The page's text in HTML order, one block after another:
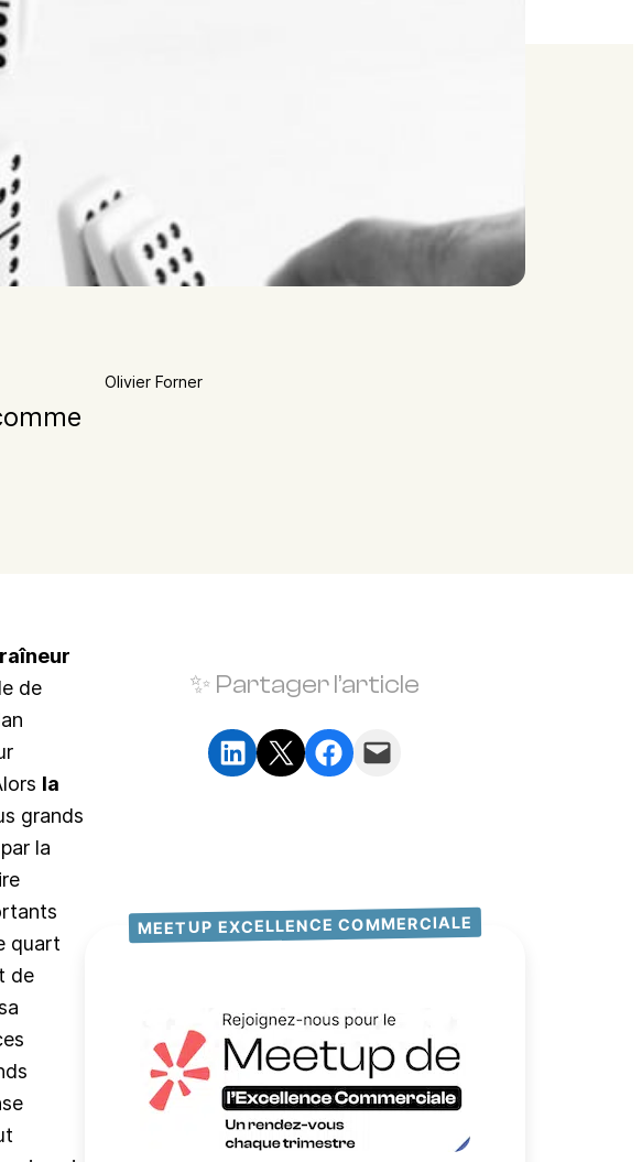
Olivier Forner
de
la
grands
la
quart
de
✨ Partager l’article
Partager sur LinkedIn Partager sur X Partager sur Facebook Envoyer cette page par e-mail
MEETUP EXCELLENCE COMMERCIALE